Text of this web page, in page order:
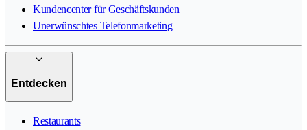
Kundencenter für Geschäftskunden
Unerwünschtes Telefonmarketing
Entdecken
Restaurants